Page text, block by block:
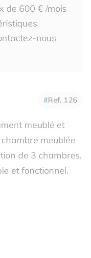
de 600 € /mois
nous
Ref. 126
meublé et
meublée
de 3 chambres,
et fonctionnel.